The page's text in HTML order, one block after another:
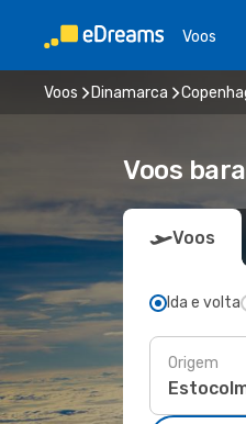
Voos
Voos Dinamarca
Voos
Voos
Ida e volta
Origem